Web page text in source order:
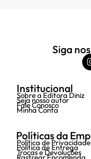
Siga
Institucional
Sobre a Editora Diniz
Seja nosso autor
Fale Conosco
Minha Conta
Políticas da
Política de Privacidade
Política de Entrega
Trocas e Devoluções
Rastrear Encomenda